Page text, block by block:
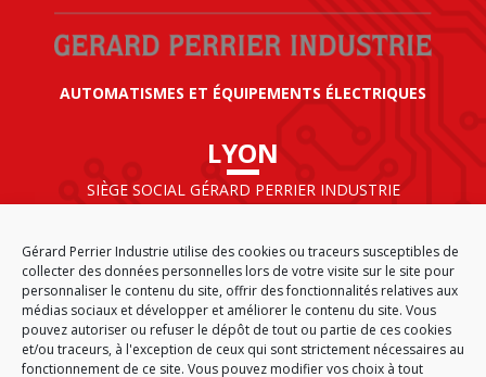
Gérard Perrier Industrie utilise des cookies ou traceurs susceptibles de
collecter des données personnelles lors de votre visite sur le site pour
personnaliser le contenu du site, offrir des fonctionnalités relatives aux
médias sociaux et développer et améliorer le contenu du site. Vous
pouvez autoriser ou refuser le dépôt de tout ou partie de ces cookies
et/ou traceurs, à l'exception de ceux qui sont strictement nécessaires au
fonctionnement de ce site. Vous pouvez modifier vos choix à tout
AUTOMATISMES ET ÉQUIPEMENTS ÉLECTRIQUES
LYON
SIÈGE SOCIAL GÉRARD PERRIER INDUSTRIE
69125 LYON AÉROPORT SAINT EXUPÉRY
FRANCE